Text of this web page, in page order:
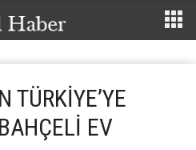
TÜRKİYE’YE
EV